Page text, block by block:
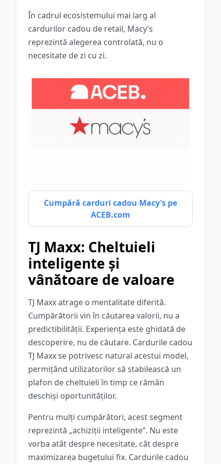
În cadrul ecosistemului mai larg al
cardurilor cadou de retail, Macy’s
reprezintă alegerea controlată, nu o
necesitate de zi cu zi.
Cumpără carduri cadou Macy’s pe
ACEB.com
TJ Maxx: Cheltuieli
inteligente și
vânătoare de valoare
TJ Maxx atrage o mentalitate diferită.
Cumpărătorii vin în căutarea valorii, nu a
predictibilității. Experiența este ghidată de
descoperire, nu de căutare. Cardurile cadou
TJ Maxx se potrivesc natural acestui model,
permițând utilizatorilor să stabilească un
plafon de cheltuieli în timp ce rămân
deschiși oportunităților.
Pentru mulți cumpărători, acest segment
reprezintă „achiziții inteligente”. Nu este
vorba atât despre necesitate, cât despre
maximizarea bugetului fix. Cardurile cadou